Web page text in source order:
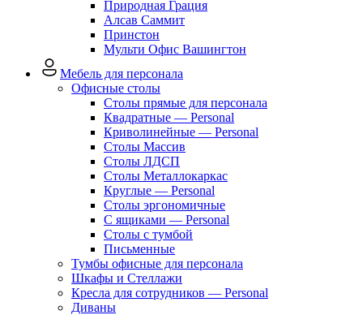
Природная Грация
Алсав Саммит
Принстон
Мульти Офис Вашингтон
Мебель для персонала
Офисные столы
Столы прямые для персонала
Квадратные — Personal
Криволинейные — Personal
Столы Массив
Столы ЛДСП
Столы Металлокаркас
Круглые — Personal
Столы эргономичные
С ящиками — Personal
Столы с тумбой
Письменные
Тумбы офисные для персонала
Шкафы и Стеллажи
Кресла для сотрудников — Personal
Диваны